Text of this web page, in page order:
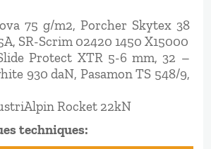
75 g/m2, Porcher Skytex 38
SR-Scrim 02420 1450 X15000
Protect XTR 5-6 mm, 32 –
930 daN, Pasamon TS 548/9,
Rocket 22kN
techniques: